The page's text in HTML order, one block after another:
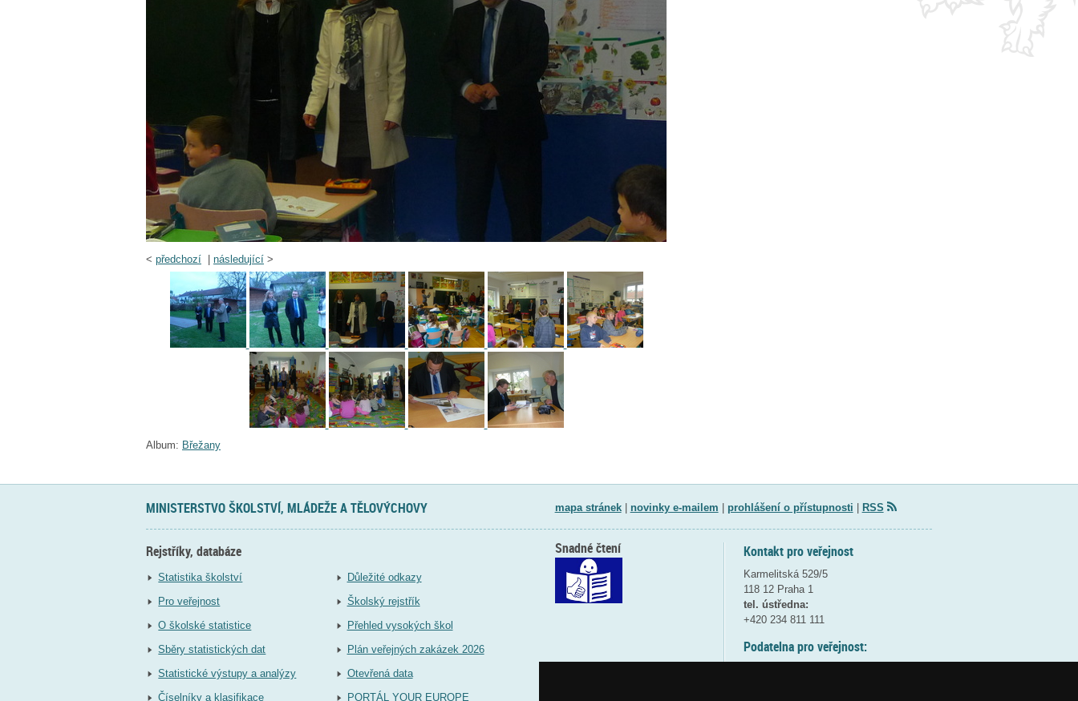
< předchozí následující >
Album: Břežany
MINISTERSTVO ŠKOLSTVÍ, MLÁDEŽE A TĚLOVÝCHOVY mapa stránek| novinky e-mailem prohlášení o přístupnosti RSS
Rejstříky, databáze
Statistika školství
Pro veřejnost
O školské statistice
Sběry statistických dat
Statistické výstupy a analýzy
Číselníky a klasifikace
Důležité odkazy
Školský rejstřík
Přehled vysokých škol
Plán veřejných zakázek 2026
Otevřená data
PORTÁL YOUR EUROPE
Kontakt pro veřejnost
Karmelitská 529/5
118 12 Praha 1
tel. ústředna:
+420 234 811 111
Podatelna pro veřejnost:
Snadné čtení